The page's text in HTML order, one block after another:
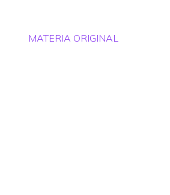
MATERIA ORIGINAL